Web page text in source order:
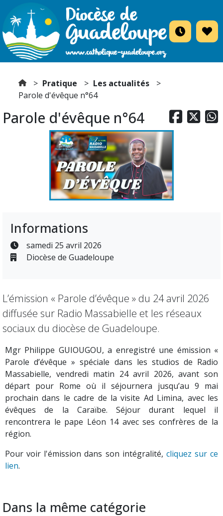
Pratique
Les actualités
Parole d'évêque n°64
  
Parole d'évêque n°64
Informations
samedi 25 avril 2026
Diocèse de Guadeloupe
L’émission « Parole d’évêque » du 24 avril 2026
diffusée sur Radio Massabielle et les réseaux
sociaux du diocèse de Guadeloupe.
Mgr Philippe GUIOUGOU, a enregistré une émission «
Parole d’évêque » spéciale dans les studios de Radio
Massabielle, vendredi matin 24 avril 2026, avant son
départ pour Rome où il séjournera jusqu’au 9 mai
prochain dans le cadre de la visite Ad Limina, avec les
évêques de la Caraïbe. Séjour durant lequel il
rencontrera le pape Léon 14 avec ses confrères de la
région.
Pour voir l'émission dans son intégralité, cliquez sur ce
lien.
Dans la même catégorie